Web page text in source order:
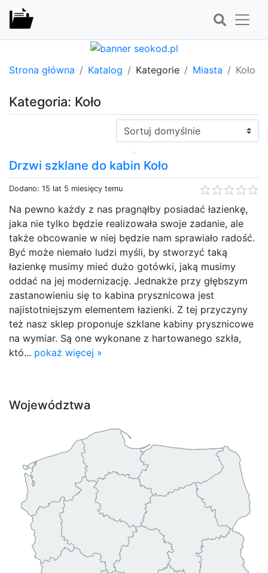
Strona główna Katalog Kategorie Miasta Koło
Kategoria: Koło
Sortuj:
Drzwi szklane do kabin Koło
Dodano: 15 lat 5 miesięcy temu
Na pewno każdy z nas pragnąłby posiadać łazienkę,
jaka nie tylko będzie realizowała swoje zadanie, ale
także obcowanie w niej będzie nam sprawiało radość.
Być może niemało ludzi myśli, by stworzyć taką
łazienkę musimy mieć dużo gotówki, jaką musimy
oddać na jej modernizację. Jednakże przy głębszym
zastanowieniu się to kabina prysznicowa jest
najistotniejszym elementem łazienki. Z tej przyczyny
też nasz sklep proponuje szklane kabiny prysznicowe
na wymiar. Są one wykonane z hartowanego szkła,
któ... pokaż więcej »
Województwa